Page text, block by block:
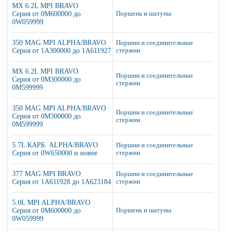
MX 6.2L MPI BRAVO
Серия от 0M600000 до
0W059999
Поршень и шатуны
350 MAG MPI ALPHA/BRAVO
Серия от 1A300000 до 1A611927
Поршни и соединительные
стержни
MX 6.2L MPI BRAVO
Серия от 0M300000 до
0M599999
Поршни и соединительные
стержни
350 MAG MPI ALPHA/BRAVO
Серия от 0M300000 до
0M599999
Поршни и соединительные
стержни
5.7L КАРБ. ALPHA/BRAVO
Серия от 0W650000 и новее
Поршни и соединительные
стержни
377 MAG MPI BRAVO
Серия от 1A611928 до 1A623184
Поршни и соединительные
стержни
5.0L MPI ALPHA/BRAVO
Серия от 0M600000 до
0W059999
Поршень и шатуны